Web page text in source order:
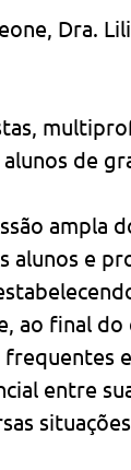
Dra.
de
ampla
alunos e
ao final do
entre